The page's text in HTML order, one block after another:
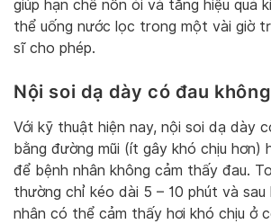
giúp hạn chế nôn ói và tăng hiệu quả
thể uống nước lọc trong một vài giờ
sĩ cho phép.
Nội soi dạ dày có đau
Với kỹ thuật hiện nay, nội soi dạ dày
bằng đường mũi (ít gây khó chịu hơn)
để bệnh nhân không cảm thấy đau.
thường chỉ kéo dài 5 – 10 phút và sau
nhân có thể cảm thấy hơi khó chịu ở